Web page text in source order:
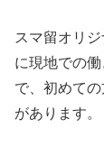
スマ留オリ
に現地での
で、初めて
があります。